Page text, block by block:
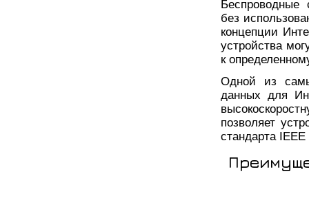
Беспроводные
без
концепции
устройства
к
Одной из
данных для
позволяет
стандарта IEEE